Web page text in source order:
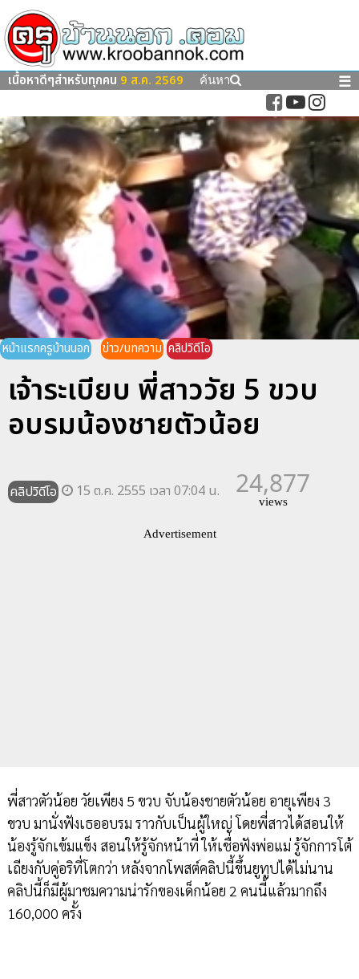
เนื้อหาดีๆสำหรับทุกคน 9 ส.ค. 2569 ค้นหา ☰
หน้าแรกครูบ้านนอก ข่าว/บทความ คลิปวิดีโอ
เจ้าระเบียบ พี่สาววัย 5 ขวบ
อบรมน้องชายตัวน้อย
คลิปวิดีโอ 15 ต.ค. 2555 เวลา 07:04 น. 24,877
views
Advertisement
พี่สาวตัวน้อย วัยเพียง 5 ขวบ จับน้องชายตัวน้อย อายุเพียง 3
ขวบ มานั่งฟังเธออบรม ราวกับเป็นผู้ใหญ่ โดยพี่สาวได้สอนให้
น้องรู้จักเข้มแข็ง สอนให้รู้จักหน้าที่ ให้เชื่อฟังพ่อแม่ รู้จักการโต้
เถียงกับคู่อริที่โตกว่า หลังจากโพสต์คลิปนี้ขึ้นยูทูปได้ไม่นาน
คลิปนี้ก็มีผู้มาชมความน่ารักของเด็กน้อย 2 คนนี้แล้วมากถึง
160,000 ครั้ง